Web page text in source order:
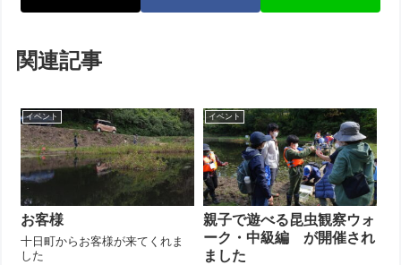
関連記事
イベント
お客様
十日町からお客様が来てくれま
した
イベント
親子で遊べる昆虫観察ウォ
ーク・中級編 が開催され
ました